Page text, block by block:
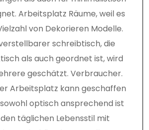
Arbeitsplatz Räume, weil es
von Dekorieren Modelle.
schreibtisch, die
als auch geordnet ist, wird
geschätzt. Verbraucher.
Arbeitsplatz kann geschaffen
optisch ansprechend ist
täglichen Lebensstil mit